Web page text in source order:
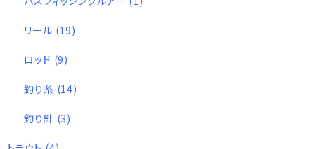
リール (19)
ロッド (9)
釣り糸 (14)
釣り針 (3)